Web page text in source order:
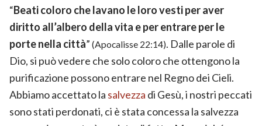
“Beati coloro che lavano le loro vesti per aver
diritto all’albero della vita e per entrare per le
porte nella città” (Apocalisse 22:14). Dalle parole di
Dio, si può vedere che solo coloro che ottengono la
purificazione possono entrare nel Regno dei Cieli.
Abbiamo accettato la salvezza di Gesù, i nostri peccati
sono stati perdonati, ci è stata concessa la salvezza